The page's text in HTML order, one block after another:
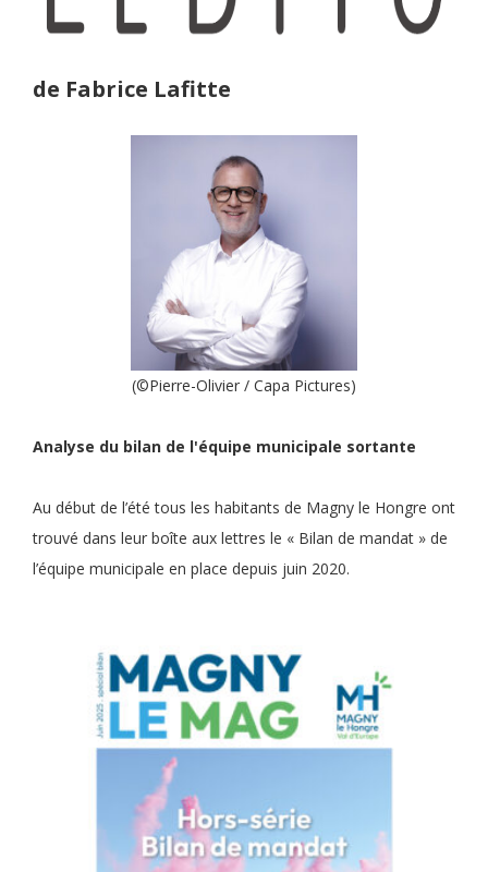
de Fabrice Lafitte
(©Pierre-Olivier / Capa Pictures)
Analyse du bilan de l'équipe municipale sortante
Au début de l’été tous les habitants de Magny le Hongre ont
trouvé dans leur boîte aux lettres le « Bilan de mandat » de
l’équipe municipale en place depuis juin 2020.